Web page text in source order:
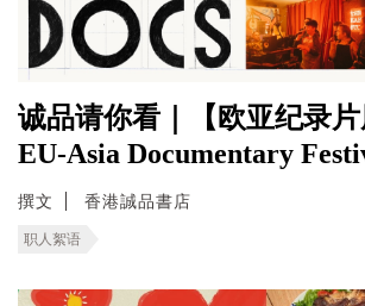
诚品请你看｜【欧亚纪录片
EU-Asia Documentary
撰文 香港誠品書店
职人絮语